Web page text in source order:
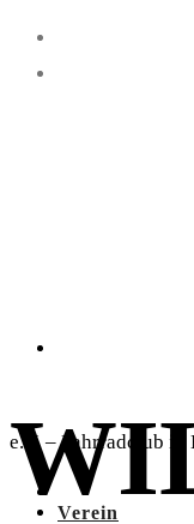
e.V. – Fahrradclub in
Verein